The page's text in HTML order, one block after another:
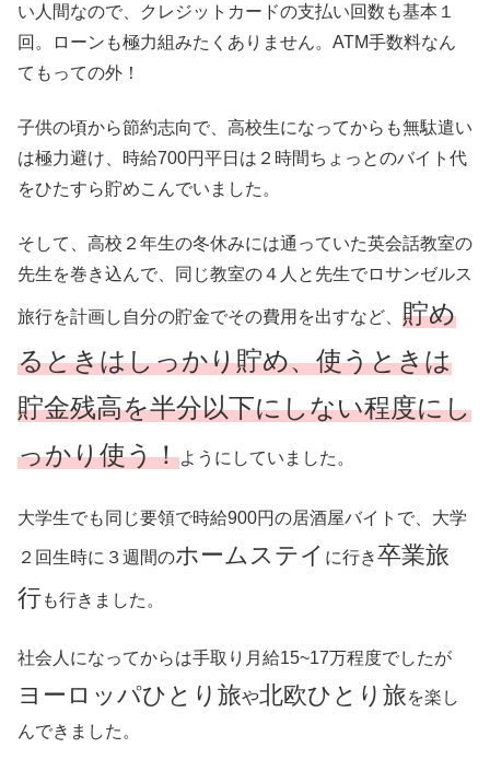
い人間なので、クレジットカードの支払い回数も基本１
回。ローンも極力組みたくありません。ATM手数料なん
てもっての外！
子供の頃から節約志向で、高校生になってからも無駄遣い
は極力避け、時給700円平日は２時間ちょっとのバイト代
をひたすら貯めこんでいました。
そして、高校２年生の冬休みには通っていた英会話教室の
先生を巻き込んで、同じ教室の４人と先生でロサンゼルス
旅行を計画し自分の貯金でその費用を出すなど、 貯め
るときはしっかり貯め、使うときは
貯金残高を半分以下にしない程度にし
っかり使う！ようにしていました。
大学生でも同じ要領で時給900円の居酒屋バイトで、大学
２回生時に３週間のホームステイ に行き卒業旅
行も行きました。
社会人になってからは手取り月給15~17万程度でしたが
ヨーロッパひとり旅や北欧ひとり旅を楽し
んできました。